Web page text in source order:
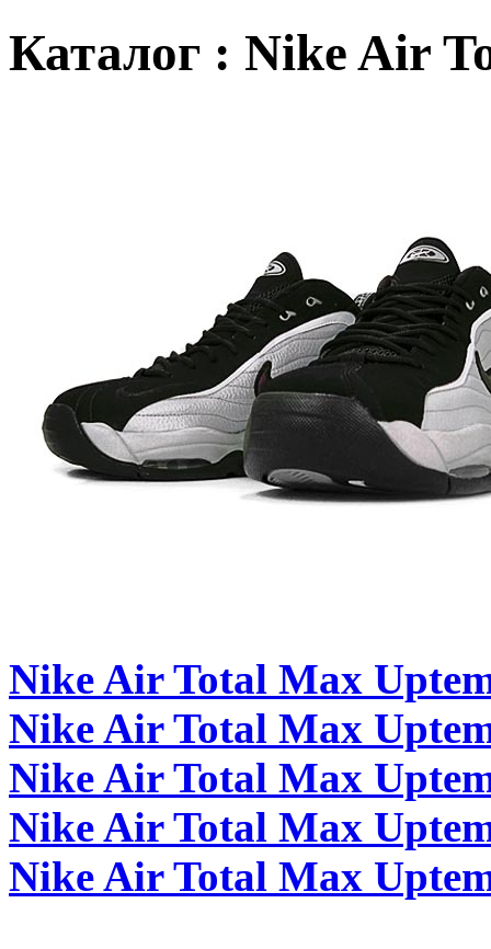
Каталог : Nike Air
Nike Air Total Max
Nike Air Total Max
Nike Air Total Max
Nike Air Total Max
Nike Air Total Max